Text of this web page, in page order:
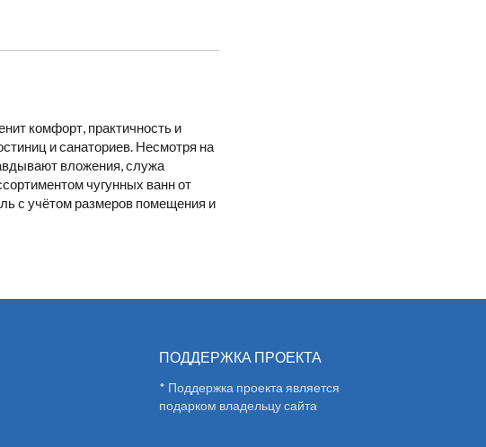
комфорт, практичность и
и санаториев. Несмотря на
вложения, служа
чугунных ванн от
с учётом размеров помещения и
ПОДДЕРЖКА ПРОЕКТА
* Поддержка проекта является
подарком владельцу сайта